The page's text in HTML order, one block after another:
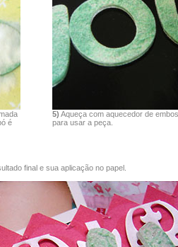
é
5) Aqueça com aquecedor de
para usar a peça.
final e sua aplicação no papel.